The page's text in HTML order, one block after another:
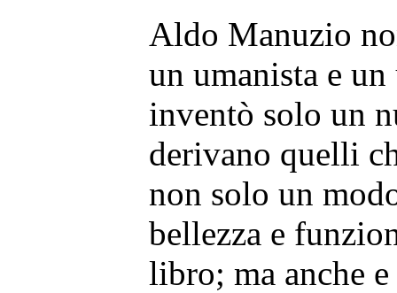
Aldo Manuzio
un umanista e
inventò solo un
derivano quelli
non solo un
bellezza e
libro; ma anche